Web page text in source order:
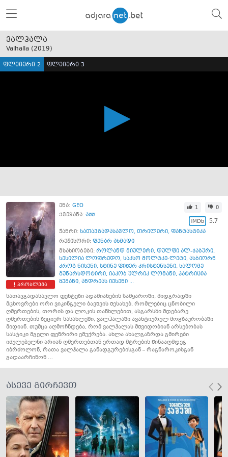
ვალჰალა
Valhalla (2019)
ფლეიერი 2 ფლეიერი 3
პრობლემა
ენა: GEO
ქვეყანა: აშშ
1 0
5.7
ჟანრი: სათავგადასავლო, თრილერი, ფანტასტიკა
რეჟისორი: ფენარ ახმადი
მსახიობები: როლანდ მიულერი, დულფი ალ-ჯაბური,
სესილია ლოფრედო, საკსო მოლტკე-ლეტი, ასბიორნ
კროგ ნისენი, სტინე ფიშერ კრისტენსენი, სალომე
გუნარსდოტირი, იაკობ ულრიკ ლომანი, პატრიცია
შუმანი, ანდრეას იესენი ...
სათავგადასავლო ფენტეზი ადამიანების სამყაროში, მიდგრადში
მცხოვრები ორი ვიკინგელი ბავშვის შესახებ, რომლებიც ცნობილი
ღმერთების, თორის და ლოკის თანხლებით, ასგარსში მდებარე
ღმერთების ზეციურ სასახლეში, ვალჰალაში ავანტიურულ მოგზაურობაში
მიდიან. თუმცა აღმოჩნდება, რომ ვალჰალას მშვიდობიან არსებობას
სასტიკი მგელი ფენრირი ემუქრება. ახლა ახალგაზრდა გმირები
იძულებულნი არიან ღმერთებთან ერთად მტრების წინააღმდეგ
იბრძოლონ, რათა ვალჰალა განადგურებისგან – რაგნაროკისგან
გადაარჩინონ …
ასევე გირჩევთ